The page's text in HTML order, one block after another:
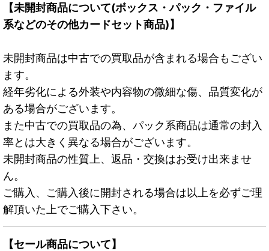
【未開封商品について(ボックス・パック・ファイル
系などのその他カードセット商品)】
未開封商品は中古での買取品が含まれる場合もござい
ます。
経年劣化による外装や内容物の微細な傷、品質変化が
ある場合がございます。
また中古での買取品の為、パック系商品は通常の封入
率とは大きく異なる場合がございます。
未開封商品の性質上、返品・交換はお受け出来ませ
ん。
ご購入、ご購入後に開封される場合は以上を必ずご理
解頂いた上でご購入下さい。
【セール商品について】